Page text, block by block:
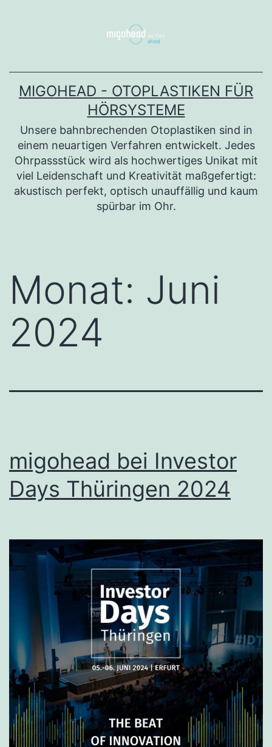
MIGOHEAD - OTOPLASTIKEN FÜR
HÖRSYSTEME
Unsere bahnbrechenden Otoplastiken sind in
einem neuartigen Verfahren entwickelt. Jedes
Ohrpassstück wird als hochwertiges Unikat mit
viel Leidenschaft und Kreativität maßgefertigt:
akustisch perfekt, optisch unauffällig und kaum
spürbar im Ohr.
Monat: Juni
2024
migohead bei Investor
Days Thüringen 2024